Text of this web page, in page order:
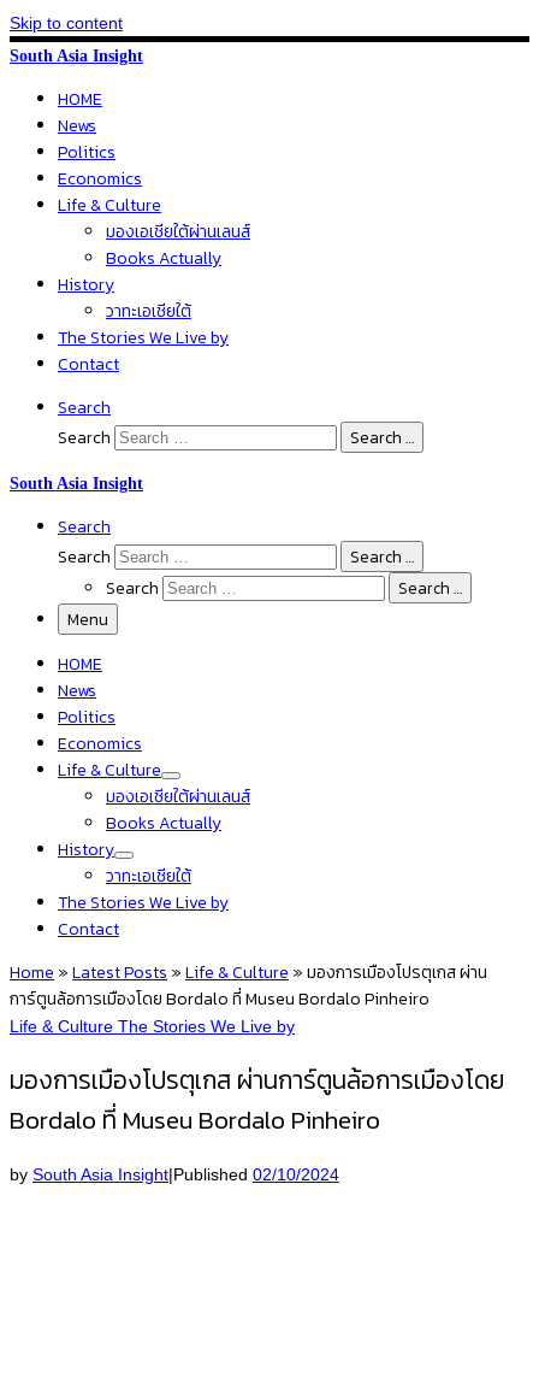
Skip to content
South Asia Insight
HOME
News
Politics
Economics
Life & Culture
มองเอเชียใต้ผ่านเลนส์
Books Actually
History
วาทะเอเชียใต้
The Stories We Live by
Contact
Search
Search
Search …
South Asia Insight
Search
Search
Search …
Search
Search …
Menu
HOME
News
Politics
Economics
Life & Culture
มองเอเชียใต้ผ่านเลนส์
Books Actually
History
วาทะเอเชียใต้
The Stories We Live by
Contact
Home »Latest Posts »Life & Culture »มองการเมืองโปรตุเกส ผ่าน
การ์ตูนล้อการเมืองโดย Bordalo ที่ Museu Bordalo Pinheiro
Life & Culture The Stories We Live by
มองการเมืองโปรตุเกส ผ่านการ์ตูนล้อการเมืองโดย
Bordalo ที่ Museu Bordalo Pinheiro
by South Asia Insight|Published 02/10/2024